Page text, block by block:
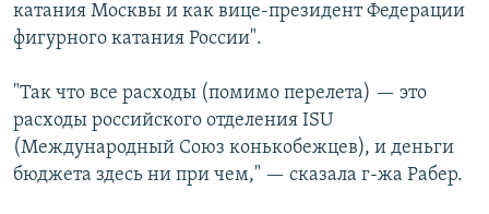
катания Москвы и как вице-президент Федерации
фигурного катания России".
"Так что все расходы (помимо перелета) — это
расходы российского отделения ISU
(Международный Союз конькобежцев), и деньги
бюджета здесь ни при чем," — сказала г-жа Рабер.